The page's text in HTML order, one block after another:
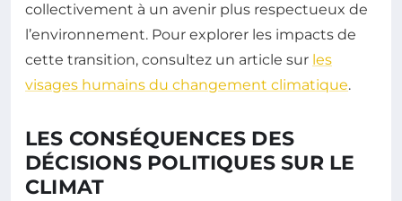
collectivement à un avenir plus respectueux de
l’environnement. Pour explorer les impacts de
cette transition, consultez un article sur les
visages humains du changement climatique.
LES CONSÉQUENCES DES
DÉCISIONS POLITIQUES SUR LE
CLIMAT